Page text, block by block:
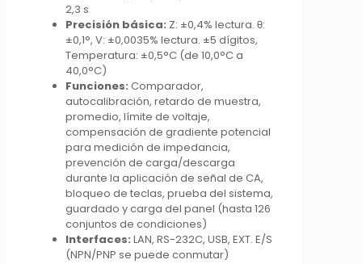
2,3 s
Precisión básica: Z: ±0,4% lectura. θ:
±0,1°, V: ±0,0035% lectura. ±5 dígitos,
Temperatura: ±0,5°C (de 10,0°C a
40,0°C)
Funciones: Comparador,
autocalibración, retardo de muestra,
promedio, límite de voltaje,
compensación de gradiente potencial
para medición de impedancia,
prevención de carga/descarga
durante la aplicación de señal de CA,
bloqueo de teclas, prueba del sistema,
guardado y carga del panel (hasta 126
conjuntos de condiciones)
Interfaces: LAN, RS-232C, USB, EXT. E/S
(NPN/PNP se puede conmutar)